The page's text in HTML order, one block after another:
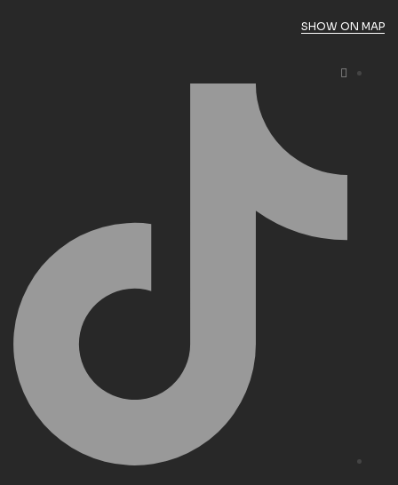
SHOW ON MAP